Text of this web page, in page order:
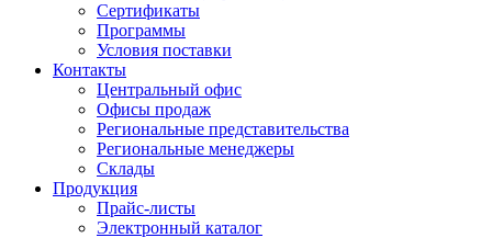
Сертификаты
Программы
Условия поставки
Контакты
Центральный офис
Офисы продаж
Региональные представительства
Региональные менеджеры
Склады
Продукция
Прайс-листы
Электронный каталог